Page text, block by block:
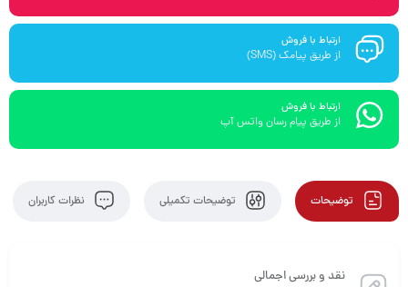
ارتباط با فروش
از طریق پیامک (SMS)
ارتباط با فروش
از طریق پیام رسان واتس آپ
توضیحات توضیحات تکمیلی نظرات کاربران
نقد و بررسی اجمالی